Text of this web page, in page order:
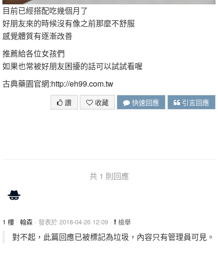
目前已經搭配吃幾個月了
好朋友來的時候沒有像之前那麼不舒服
感覺體質有逐漸改善
推薦給各位女孩們
如果也常被好朋友困擾的話可以試試看喔
古典藥園官網:http://eh99.com.tw
讚 收藏 快速回應 引言回應
共 1 則回應
1 樓 · 翰森 · 發表於 2018-04-26 12:09 · 檢舉
對不起，此篇回應已被標記為垃圾，內容只有管理員可見。